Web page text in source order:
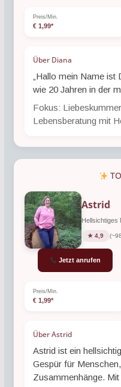
Preis/Min.
€ 1,99*
Über Diana
„Hallo mein Name ist
wie 20 Jahren in der
Fokus:
Lebensberatung mit
Astrid
Hellsichtiges
★ 4,9
Jetzt anrufen
Preis/Min.
€ 1,99*
Über Astrid
Astrid ist ein
Gespür für
Zusammenhänge.